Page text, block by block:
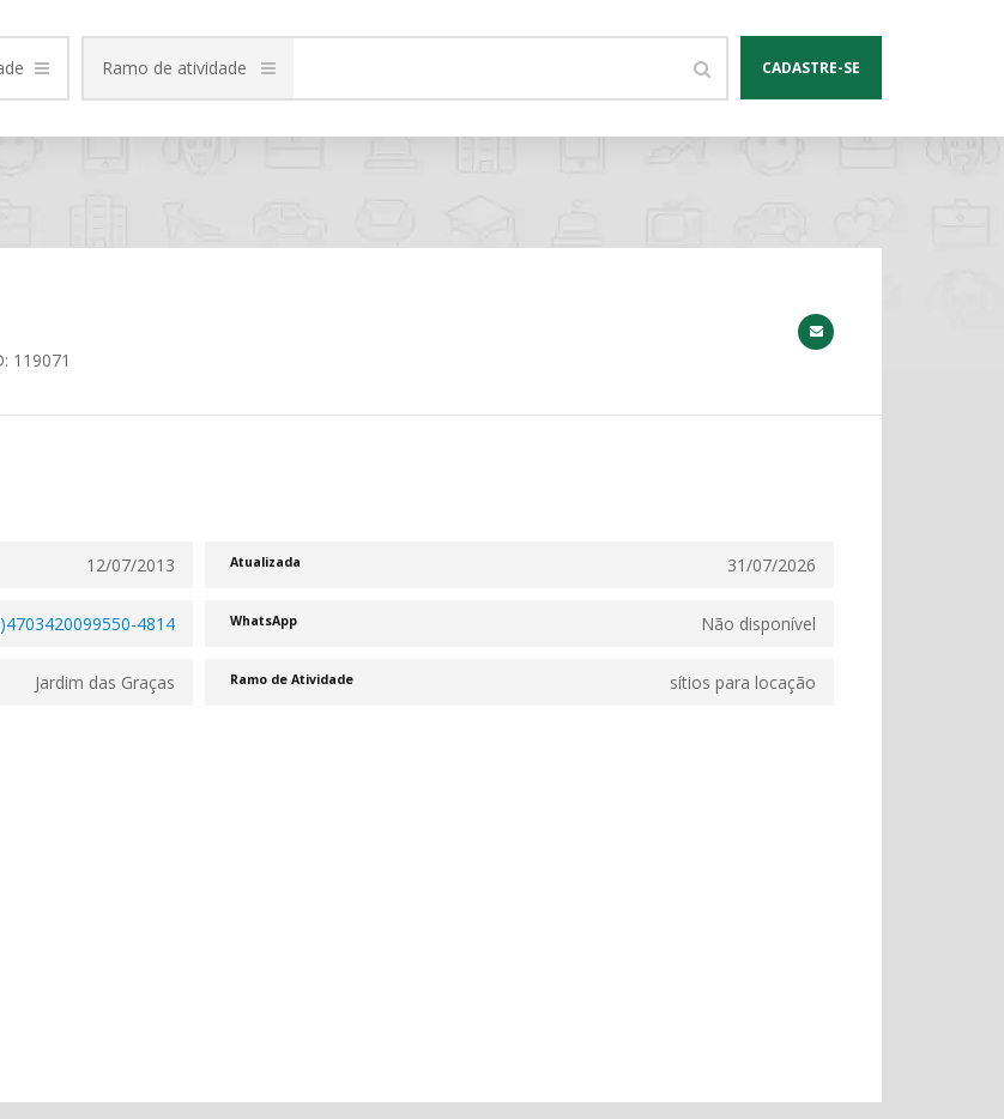
CADASTRE-SE
Ramo de atividade
119071
12/07/2013 Atualizada 31/07/2026
4814 WhatsApp Não disponível
Jardim das Graças Ramo de Atividade sítios para locação